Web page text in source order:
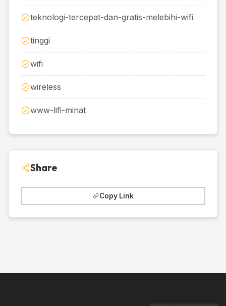
teknologi-tercepat-dan-gratis-melebihi-wifi
tinggi
wifi
wireless
www-lifi-minat
Share
Copy Link